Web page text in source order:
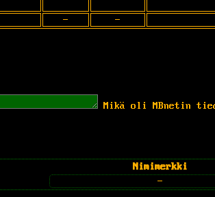
- -
Mikä oli MBnetin
Nimimerkki
-